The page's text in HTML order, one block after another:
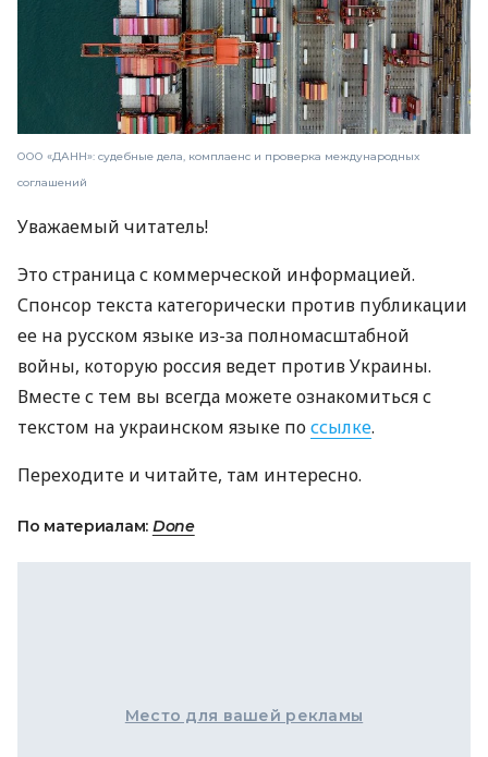
ООО «ДАНН»: судебные дела, комплаенс и проверка международных
соглашений
Уважаемый читатель!
Это страница с коммерческой информацией.
Спонсор текста категорически против публикации
ее на русском языке из-за полномасштабной
войны, которую россия ведет против Украины.
Вместе с тем вы всегда можете ознакомиться с
текстом на украинском языке поссылке.
Переходите и читайте, там интересно.
По материалам: Done
Место для вашей рекламы